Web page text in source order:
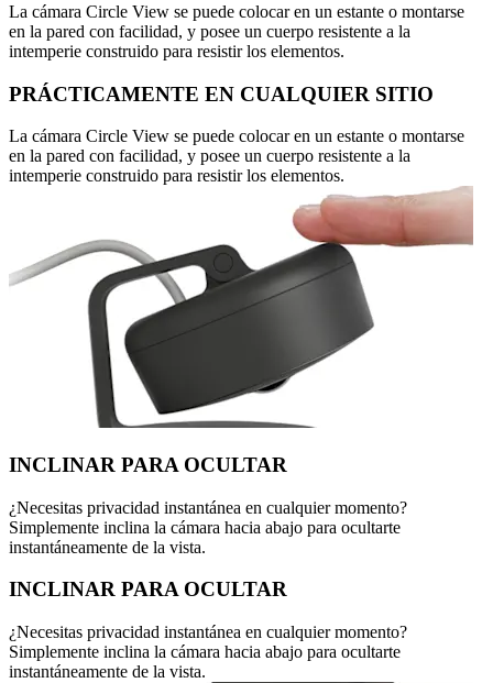
La cámara Circle View se puede colocar en un estante o montarse
en la pared con facilidad, y posee un cuerpo resistente a la
intemperie construido para resistir los elementos.
PRÁCTICAMENTE EN CUALQUIER SITIO
La cámara Circle View se puede colocar en un estante o montarse
en la pared con facilidad, y posee un cuerpo resistente a la
intemperie construido para resistir los elementos.
INCLINAR PARA OCULTAR
¿Necesitas privacidad instantánea en cualquier momento?
Simplemente inclina la cámara hacia abajo para ocultarte
instantáneamente de la vista.
INCLINAR PARA OCULTAR
¿Necesitas privacidad instantánea en cualquier momento?
Simplemente inclina la cámara hacia abajo para ocultarte
instantáneamente de la vista.